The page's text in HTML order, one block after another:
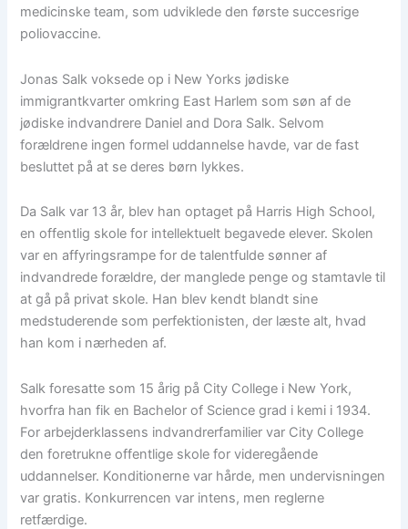
medicinske team, som udviklede den første succesrige
poliovaccine.
Jonas Salk voksede op i New Yorks jødiske
immigrantkvarter omkring East Harlem som søn af de
jødiske indvandrere Daniel and Dora Salk. Selvom
forældrene ingen formel uddannelse havde, var de fast
besluttet på at se deres børn lykkes.
Da Salk var 13 år, blev han optaget på Harris High School,
en offentlig skole for intellektuelt begavede elever. Skolen
var en affyringsrampe for de talentfulde sønner af
indvandrede forældre, der manglede penge og stamtavle til
at gå på privat skole. Han blev kendt blandt sine
medstuderende som perfektionisten, der læste alt, hvad
han kom i nærheden af.
Salk foresatte som 15 årig på City College i New York,
hvorfra han fik en Bachelor of Science grad i kemi i 1934.
For arbejderklassens indvandrerfamilier var City College
den foretrukne offentlige skole for videregående
uddannelser. Konditionerne var hårde, men undervisningen
var gratis. Konkurrencen var intens, men reglerne
retfærdige.